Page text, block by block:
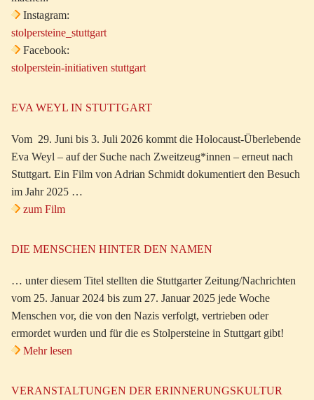
Instagram:
stolpersteine_stuttgart
Facebook:
stolperstein-initiativen stuttgart
EVA WEYL IN STUTTGART
Vom 29. Juni bis 3. Juli 2026 kommt die Holocaust-Überlebende
Eva Weyl – auf der Suche nach Zweitzeug*innen – erneut nach
Stuttgart. Ein Film von Adrian Schmidt dokumentiert den Besuch
im Jahr 2025 …
zum Film
DIE MENSCHEN HINTER DEN NAMEN
… unter diesem Titel stellten die Stuttgarter Zeitung/Nachrichten
vom 25. Januar 2024 bis zum 27. Januar 2025 jede Woche
Menschen vor, die von den Nazis verfolgt, vertrieben oder
ermordet wurden und für die es Stolpersteine in Stuttgart gibt!
Mehr lesen
VERANSTALTUNGEN DER ERINNERUNGSKULTUR